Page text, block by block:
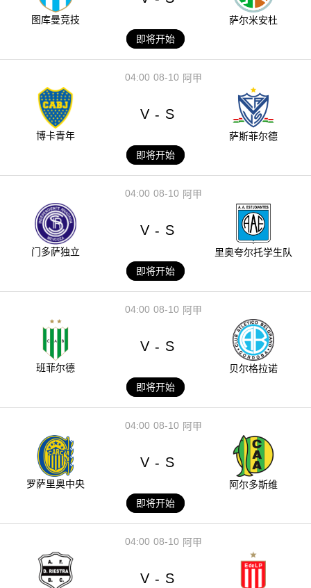
图库曼竞技
萨尔米安杜
即将开始
08-10
04:00 阿甲
博卡青年
V - S
萨斯菲尔德
即将开始
08-10
04:00 阿甲
门多萨独立
V - S
里奥夸尔托学生队
即将开始
08-10
04:00 阿甲
班菲尔德
V - S
贝尔格拉诺
即将开始
08-10
04:00 阿甲
罗萨里奥中央
V - S
阿尔多斯维
即将开始
08-10
04:00 阿甲
V - S